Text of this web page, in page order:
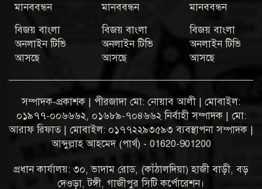
মানববন্ধন
বিজয় বাংলা
অনলাইন টিভি
আসছে
মানববন্ধন
বিজয় বাংলা
অনলাইন টিভি
আসছে
মানববন্ধন
বিজয় বাংলা
অনলাইন টিভি
আসছে
সম্পাদক-প্রকাশক | পীরজাদা মো: নোয়াব আলী | মোবাইল:
০১৯৭৭-০০৬৬৬২, ০১৬৮৯-৭০৪৬৬২ নির্বাহী সম্পাদক | মো:
আরাফ রিফাত | মোবাইল: ০১৭৭২২৯৩৫৯৩ ব্যবস্থাপনা সম্পাদক |
আব্দুল্লাহ আহমেদ (পার্থ) - 01620-901200
প্রধান কার্যালয়: ৩০, ভাদাম রোড, (কাঁঠালদিয়া) হাজী বাড়ী, বড়
দেওড়া, টঙ্গী, গাজীপুর সিটি কর্পোরেশন।